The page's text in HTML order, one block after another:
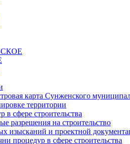
карта Сунженского
территории
в сфере строительства
разрешения на строительство
изысканий и проектной
процедур в сфере строительства